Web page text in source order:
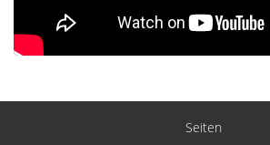
Seiten